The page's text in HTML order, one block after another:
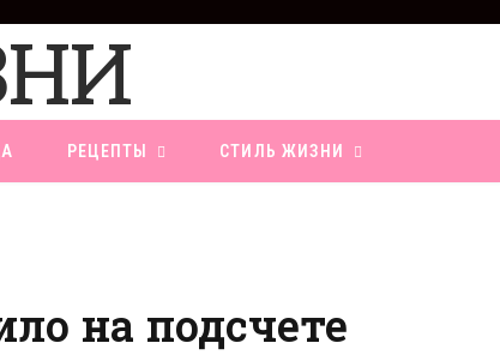
F
b
РЕЦЕПТЫ СТИЛЬ ЖИЗНИ
на подсчете